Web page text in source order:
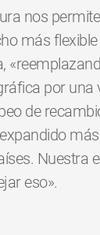
nos
más
por una
de
Nuestra
eso».